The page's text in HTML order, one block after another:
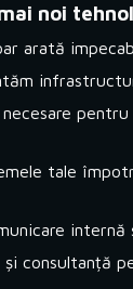
noi
arată
tale
consultanță